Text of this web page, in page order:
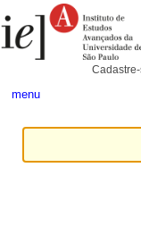
para
conteúdo.
Pessoais
menu